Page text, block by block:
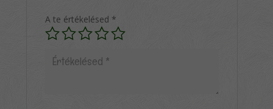
A te értékelésed *